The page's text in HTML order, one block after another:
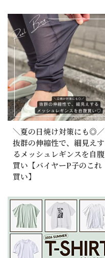
＼夏の日焼け対策にも◎／
抜群の伸縮性で、細見えす
るメッシュレギンスを自腹
買い【バイヤーP子のこれ
買い】